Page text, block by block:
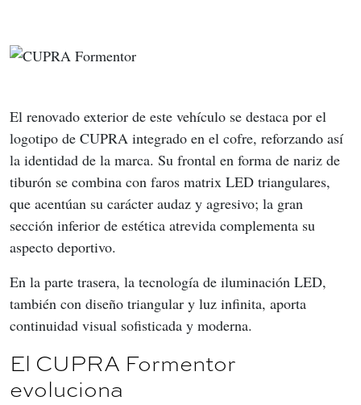
El renovado exterior de este vehículo se destaca por el
logotipo de CUPRA integrado en el cofre, reforzando así
la identidad de la marca. Su frontal en forma de nariz de
tiburón se combina con faros matrix LED triangulares,
que acentúan su carácter audaz y agresivo; la gran
sección inferior de estética atrevida complementa su
aspecto deportivo.
En la parte trasera, la tecnología de iluminación LED,
también con diseño triangular y luz infinita, aporta
continuidad visual sofisticada y moderna.
El CUPRA Formentor
evoluciona